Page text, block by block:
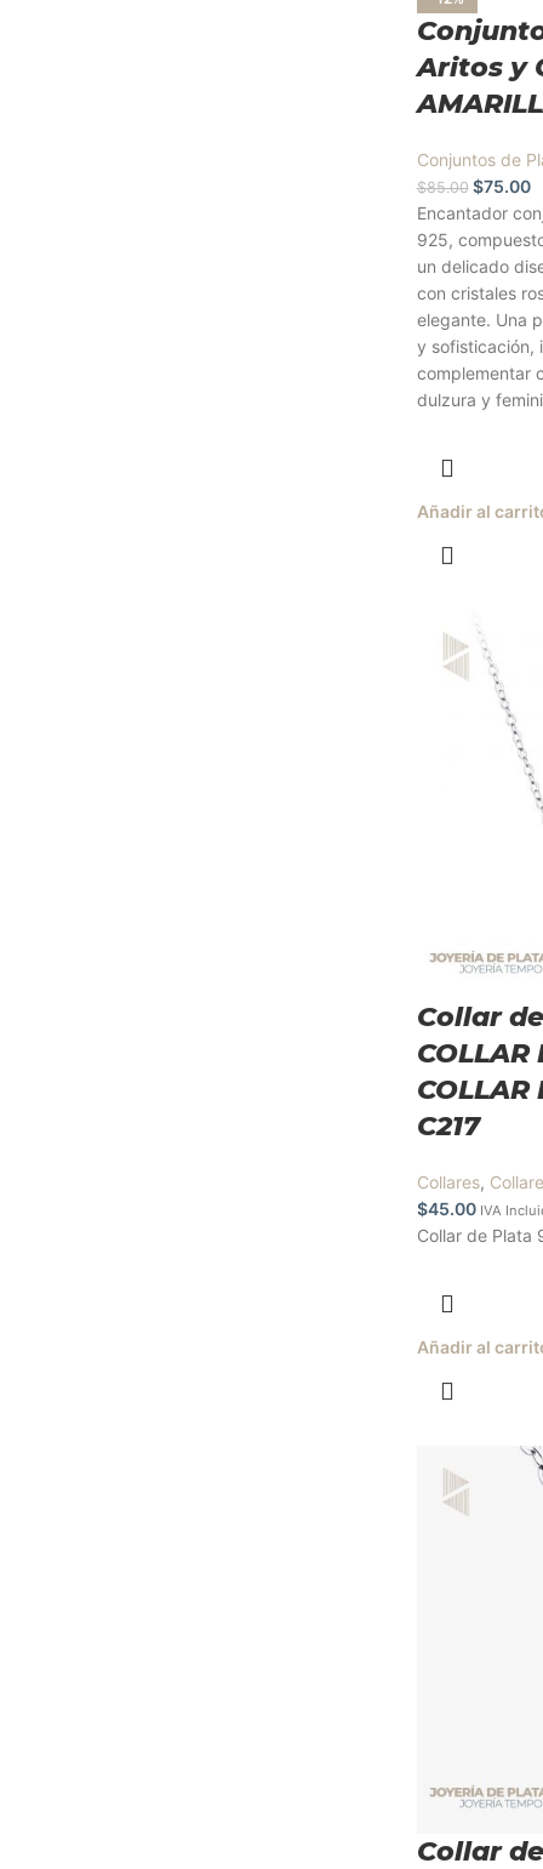
Aritos y
Conjuntos de
$85.00 $75.00
Encantador
925,
un delicado
con cristales
elegante. Una
y sofisticación,
complementar
dulzura y
Añadir al
Collar
COLLAR
COLLAR
C217
Collares,
$45.00 IVA
Collar de Plata
Añadir al
Collar